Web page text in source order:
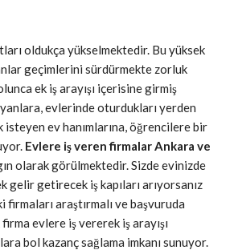
oldukça yükselmektedir. Bu yüksek
geçimlerini sürdürmekte zorluk
ek iş arayışı içerisine girmiş
evlerinde oturdukları yerden
isteyen ev hanımlarına, öğrencilere bir
Evlere iş veren firmalar Ankara ve
olarak görülmektedir. Sizde evinizde
gelir getirecek iş kapıları arıyorsanız
araştırmalı ve başvuruda
firma evlere iş vererek iş arayışı
bol kazanç sağlama imkanı sunuyor.